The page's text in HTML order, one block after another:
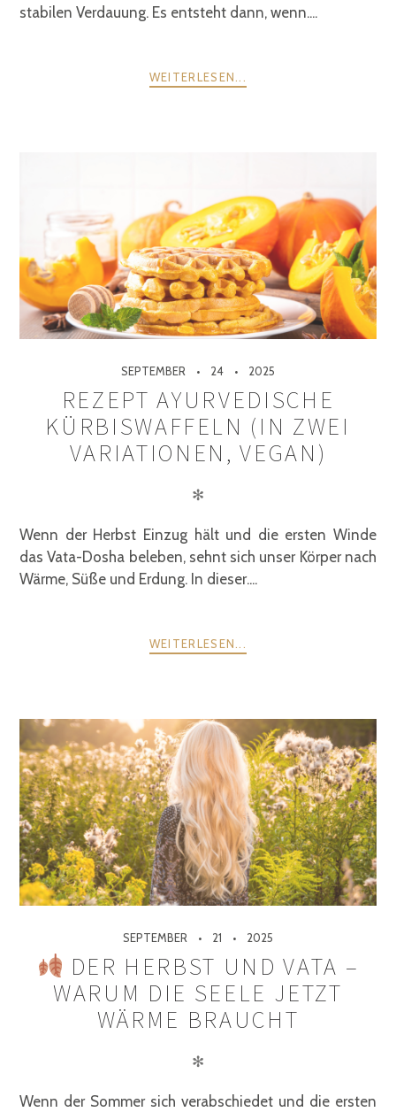
stabilen Verdauung. Es entsteht dann, wenn....
WEITERLESEN...
SEPTEMBER 24 2025
REZEPT AYURVEDISCHE
KÜRBISWAFFELN (IN ZWEI
VARIATIONEN, VEGAN)
✻
Wenn der Herbst Einzug hält und die ersten Winde
das Vata-Dosha beleben, sehnt sich unser Körper nach
Wärme, Süße und Erdung. In dieser....
WEITERLESEN...
SEPTEMBER 21 2025
DER HERBST UND VATA –
WARUM DIE SEELE JETZT
WÄRME BRAUCHT
✻
Wenn der Sommer sich verabschiedet und die ersten